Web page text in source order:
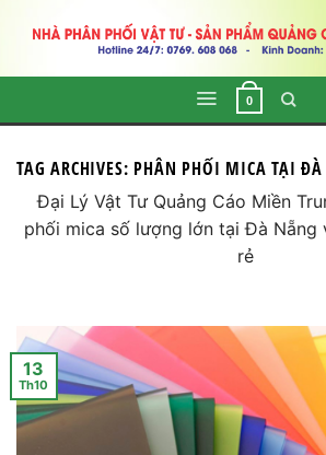
0
TAG ARCHIVES: PHÂN PHỐI MICA TẠI ĐÀ
Đại Lý Vật Tư Quảng Cáo Miền
phối mica số lượng lớn tại Đà Nẵng
rẻ
13
Th10